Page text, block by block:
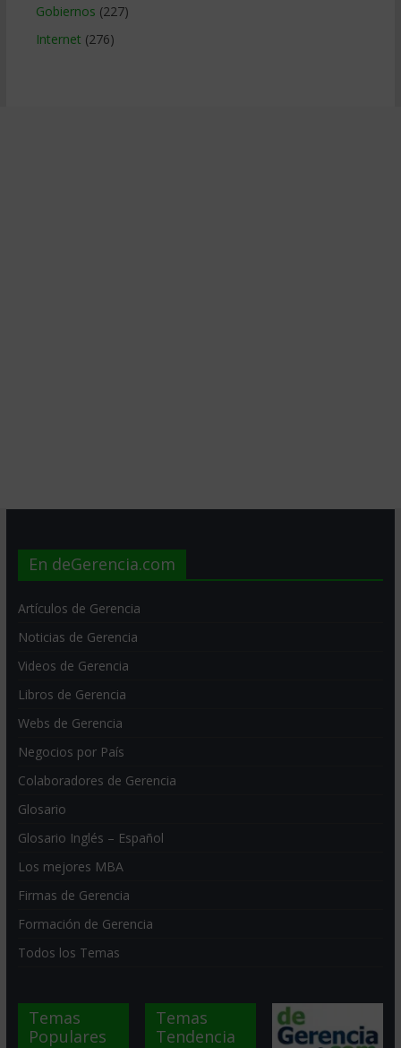
Gobiernos (227)
Internet (276)
En deGerencia.com
Artículos de Gerencia
Noticias de Gerencia
Videos de Gerencia
Libros de Gerencia
Webs de Gerencia
Negocios por País
Colaboradores de Gerencia
Glosario
Glosario Inglés – Español
Los mejores MBA
Firmas de Gerencia
Formación de Gerencia
Todos los Temas
Temas
Populares
Temas
Tendencia